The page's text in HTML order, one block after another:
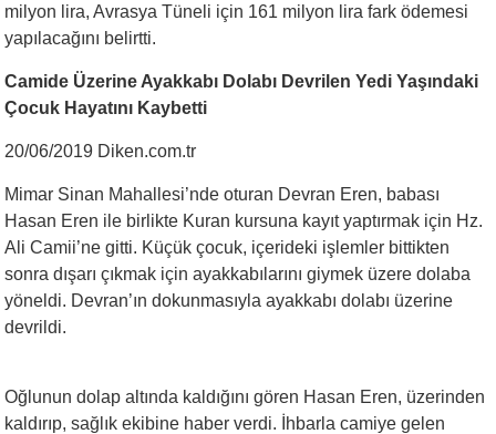
milyon lira, Avrasya Tüneli için 161 milyon lira fark ödemesi
yapılacağını belirtti.
Camide Üzerine Ayakkabı Dolabı Devrilen Yedi Yaşındaki
Çocuk Hayatını Kaybetti
20/06/2019 Diken.com.tr
Mimar Sinan Mahallesi’nde oturan Devran Eren, babası
Hasan Eren ile birlikte Kuran kursuna kayıt yaptırmak için Hz.
Ali Camii’ne gitti. Küçük çocuk, içerideki işlemler bittikten
sonra dışarı çıkmak için ayakkabılarını giymek üzere dolaba
yöneldi. Devran’ın dokunmasıyla ayakkabı dolabı üzerine
devrildi.
Oğlunun dolap altında kaldığını gören Hasan Eren, üzerinden
kaldırıp, sağlık ekibine haber verdi. İhbarla camiye gelen